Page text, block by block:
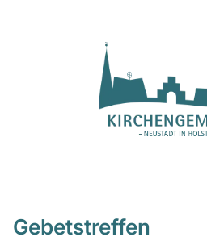
Gebetstreffen